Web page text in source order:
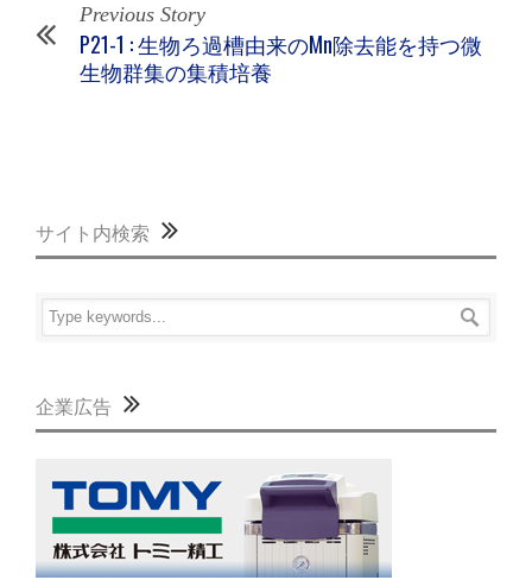
Previous Story
P21-1 : 生物ろ過槽由来のMn除去能を持つ微
生物群集の集積培養
サイト内検索
企業広告